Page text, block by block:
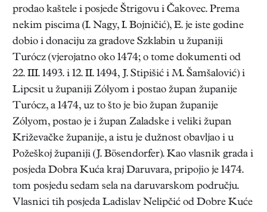
prodao kaštele i posjede Štrigovu i Čakovec. Prema
nekim piscima (I. Nagy, I. Bojničić), E. je iste godine
dobio i donaciju za gradove Szklabin u županiji
Turócz (vjerojatno oko 1474; o tome dokumenti od
22. III. 1493. i 12. II. 1494, J. Stipišić i M. Šamšalović) i
Lipcsit u županiji Zólyom i postao župan županije
Turócz, a 1474, uz to što je bio župan županije
Zólyom, postao je i župan Zaladske i veliki župan
Križevačke županije, a istu je dužnost obavljao i u
Požeškoj županiji (J. Bösendorfer). Kao vlasnik grada i
posjeda Dobra Kuća kraj Daruvara, pripojio je 1474.
tom posjedu sedam sela na daruvarskom području.
Vlasnici tih posjeda Ladislav Nelipčić od Dobre Kuće